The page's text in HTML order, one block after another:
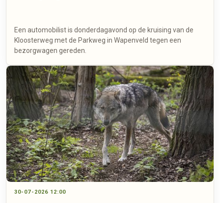
Een automobilist is donderdagavond op de kruising van de
Kloosterweg met de Parkweg in Wapenveld tegen een
bezorgwagen gereden.
30-07-2026 12:00